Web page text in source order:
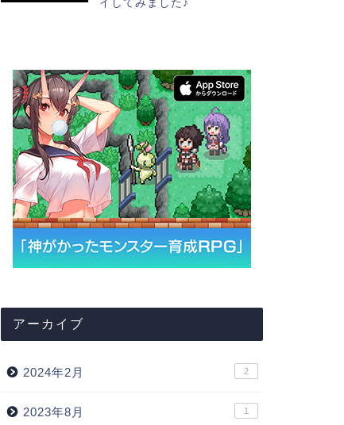
トと育て方
イしてみました♪
アーカイブ
2024年2月 2
2023年8月 1